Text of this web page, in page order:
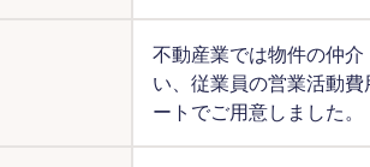
不動産業では物件の仲
い、従業員の営業活動
ートでご用意しました。